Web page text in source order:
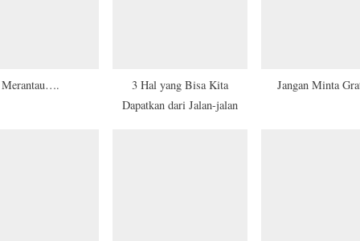
Merantau….
3 Hal yang Bisa Kita
Dapatkan dari Jalan-jalan
Jangan Minta